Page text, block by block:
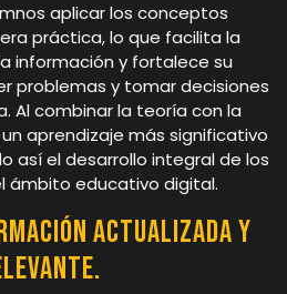
aplicar los conceptos
práctica, lo que facilita la
información y fortalece su
problemas y tomar decisiones
Al combinar la teoría con la
aprendizaje más significativo
así el desarrollo integral de los
ámbito educativo digital.
actualizada y